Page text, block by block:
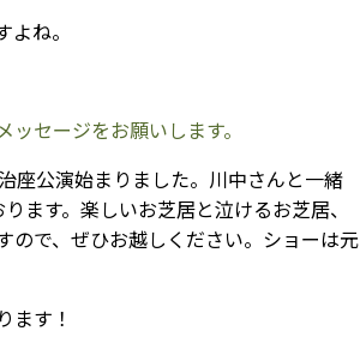
ね。
セージをお願いします。
座公演始まりました。川中さんと一緒
ます。楽しいお芝居と泣けるお芝居、
ので、ぜひお越しください。ショーは元
ます！